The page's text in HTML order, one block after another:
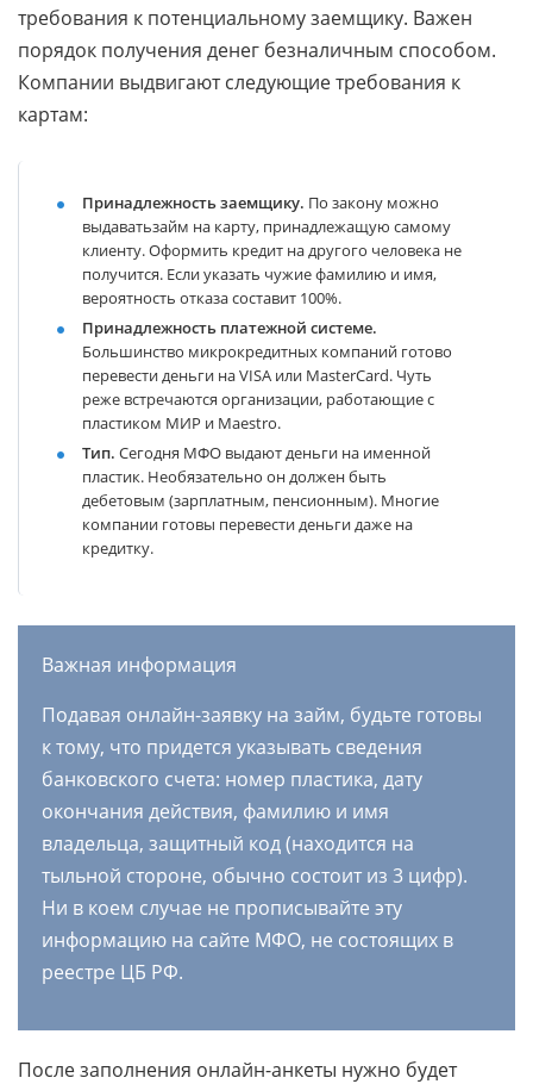
требования к потенциальному заемщику. Важен
порядок получения денег безналичным способом.
Компании выдвигают следующие требования к
картам:
Принадлежность заемщику. По закону можно
выдаватьзайм на карту, принадлежащую самому
клиенту. Оформить кредит на другого человека не
получится. Если указать чужие фамилию и имя,
вероятность отказа составит 100%.
Принадлежность платежной системе.
Большинство микрокредитных компаний готово
перевести деньги на VISA или MasterCard. Чуть
реже встречаются организации, работающие с
пластиком МИР и Maestro.
Тип. Сегодня МФО выдают деньги на именной
пластик. Необязательно он должен быть
дебетовым (зарплатным, пенсионным). Многие
компании готовы перевести деньги даже на
кредитку.
Важная информация
Подавая онлайн-заявку на займ, будьте готовы
к тому, что придется указывать сведения
банковского счета: номер пластика, дату
окончания действия, фамилию и имя
владельца, защитный код (находится на
тыльной стороне, обычно состоит из 3 цифр).
Ни в коем случае не прописывайте эту
информацию на сайте МФО, не состоящих в
реестре ЦБ РФ.
После заполнения онлайн-анкеты нужно будет